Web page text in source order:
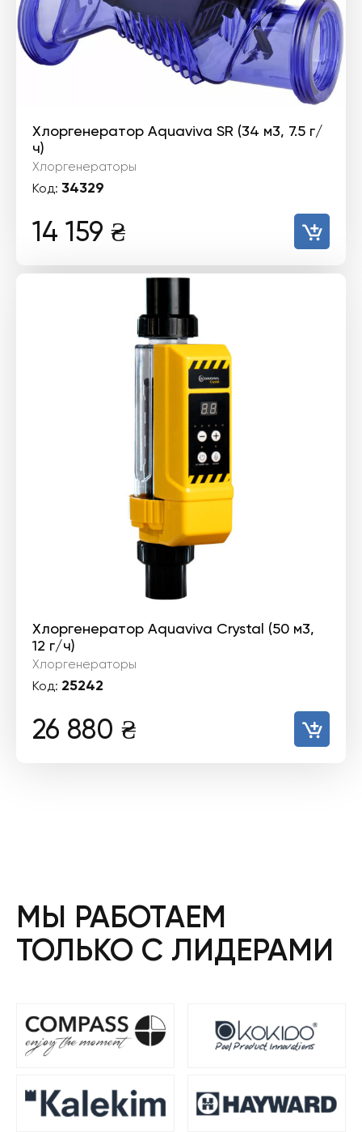
Хлоргенератор Aquaviva SR (34 м3, 7.5 г/
ч)
Хлоргенераторы
Код: 34329
14 159 ₴
Хлоргенератор Aquaviva Crystal (50 м3,
12 г/ч)
Хлоргенераторы
Код: 25242
26 880 ₴
МЫ РАБОТАЕМ
ТОЛЬКО С ЛИДЕРАМИ